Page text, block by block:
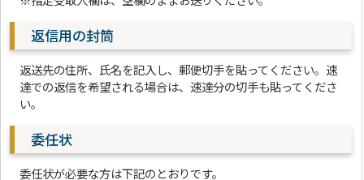
返信用の封筒
返送先の住所、氏名を記入し、郵便切手を貼ってください。速
達での返信を希望される場合は、速達分の切手も貼ってくださ
い。
委任状
委任状が必要な方は下記のとおりです。